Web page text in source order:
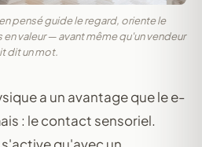
pensé guide le regard, oriente le
valeur — avant même qu'un vendeur
dit un mot.
a un avantage que le e-
: le contact sensoriel.
qu'avec un